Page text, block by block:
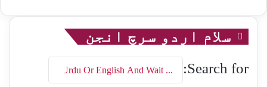
سلام اردو سرچ انجن
Search for: